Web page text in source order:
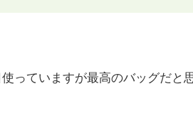
っていますが最高のバッグだと